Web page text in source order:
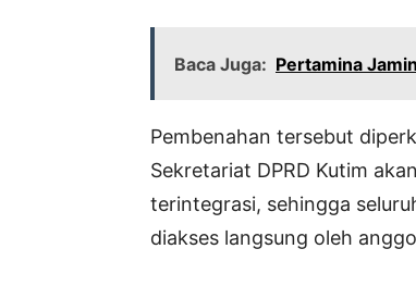
Baca Juga: Pertamina
Pembenahan tersebut
Sekretariat DPRD Kutim
terintegrasi, sehingga
diakses langsung oleh